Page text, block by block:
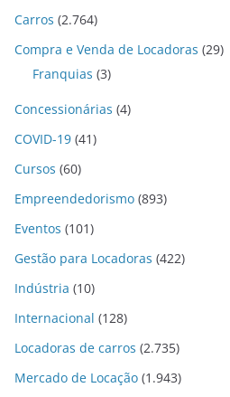
Carros (2.764)
Compra e Venda de Locadoras (29)
Franquias (3)
Concessionárias (4)
COVID-19 (41)
Cursos (60)
Empreendedorismo (893)
Eventos (101)
Gestão para Locadoras (422)
Indústria (10)
Internacional (128)
Locadoras de carros (2.735)
Mercado de Locação (1.943)